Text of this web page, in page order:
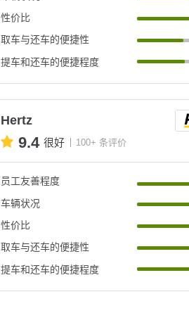
性价比
取车与还车的便捷性
提车和还车的便捷程度
Hertz
9.4 很好 100+ 条评价
员工友善程度
车辆状况
性价比
取车与还车的便捷性
提车和还车的便捷程度